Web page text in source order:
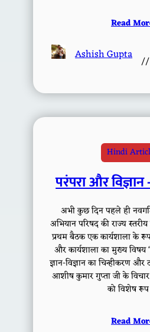
Read
Ashish Gupta //
Hindi
परंपरा और
अभी कुछ दिन पहले ही
अभियान परिषद की राज्य
प्रथम बैठक एक कार्यशाला के
और कार्यशाला का मुख्य विषय
ज्ञान-विज्ञान का चिन्हीकरण और
आशीष कुमार गुप्ता जी के
को विशेष
Read